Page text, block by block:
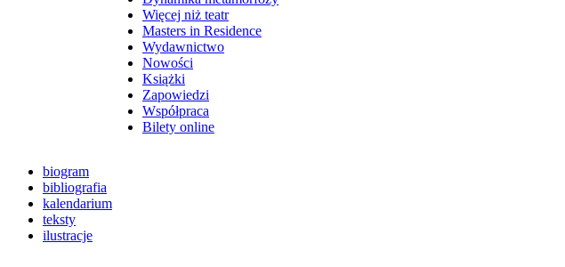
Więcej niż teatr
Masters in Residence
Wydawnictwo
Nowości
Książki
Zapowiedzi
Współpraca
Bilety online
biogram
bibliografia
kalendarium
teksty
ilustracje